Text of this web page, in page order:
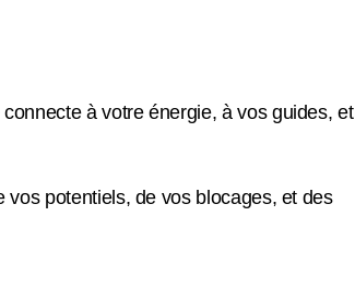
à votre énergie, à vos guides, et
vos potentiels, de vos blocages, et des